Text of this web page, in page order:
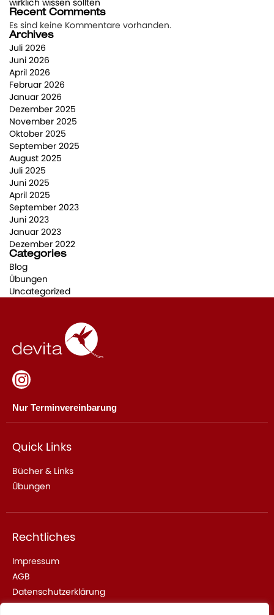
Recent Comments
Es sind keine Kommentare vorhanden.
Archives
Juli 2026
Juni 2026
April 2026
Februar 2026
Januar 2026
Dezember 2025
November 2025
Oktober 2025
September 2025
August 2025
Juli 2025
Juni 2025
April 2025
September 2023
Juni 2023
Januar 2023
Dezember 2022
Categories
Blog
Übungen
Uncategorized
Nur Terminvereinbarung
Quick Links
Bücher & Links
Übungen
Rechtliches
Impressum
AGB
Datenschutzerklärung